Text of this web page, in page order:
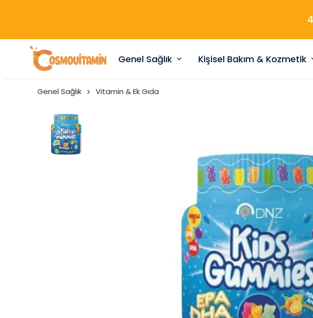
450TL
Genel Sağlık Kişisel Bakım & Kozmetik
Genel Sağlık Vitamin & Ek Gıda